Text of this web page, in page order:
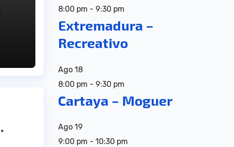
*
8:00 pm - 9:30 pm
Extremadura –
Recreativo
Ago 18
8:00 pm - 9:30 pm
Cartaya – Moguer
Ago 19
9:00 pm - 10:30 pm